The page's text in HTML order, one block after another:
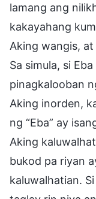
lamang ang
kakayahang
Aking wangis,
Sa simula, si
pinagkalooban
Aking inorden,
ng “Eba” ay
Aking
bukod pa riyan
kaluwalhatian.